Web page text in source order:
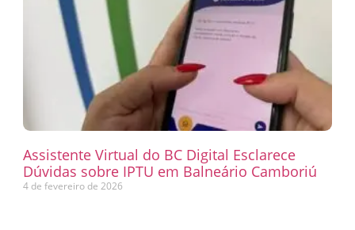
Assistente Virtual do BC Digital Esclarece
Dúvidas sobre IPTU em Balneário Camboriú
4 de fevereiro de 2026